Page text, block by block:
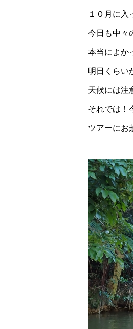
１０月に入
今日も中々
本当によか
明日くらい
天候には注
それでは！
ツアーにお